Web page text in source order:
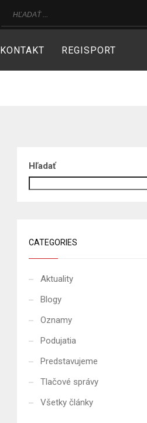
KONTAKT REGISPORT
Hľadať
CATEGORIES
Aktuality
Blogy
Oznamy
Podujatia
Predstavujeme
Tlačové správy
Všetky články